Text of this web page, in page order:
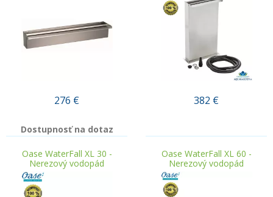
276 €
Dostupnosť na dotaz
382 €
Oase WaterFall XL 30 -
Nerezový vodopád
Oase WaterFall XL 60 -
Nerezový vodopád